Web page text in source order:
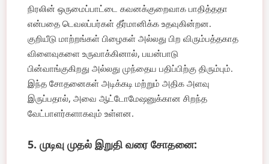
நிரலின் ஒருமைப்பாட்டை கவனக்குறைவாக பாதித்ததா
என்பதை டெவலப்பர்கள் தீர்மானிக்க உதவுகின்றன.
குறியீடு மாற்றங்கள் பிழைகள் அல்லது பிற விரும்பத்தகாத
விளைவுகளை உருவாக்கினால், பயன்பாடு
பின்வாங்குகிறது அல்லது முந்தைய பதிப்பிற்கு திரும்பும்.
இந்த சோதனைகள் அடிக்கடி மற்றும் அதிக அளவு
இருப்பதால், அவை ஆட்டோமேஷனுக்கான சிறந்த
வேட்பாளர்களாகவும் உள்ளன.
5. முடிவு முதல் இறுதி வரை சோதனை: